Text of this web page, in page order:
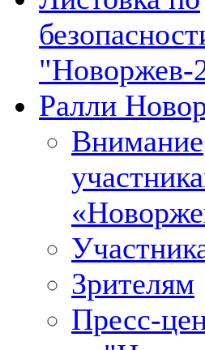
"Новоржев-
Ралли
Внимание
Зрителям
Пресс-